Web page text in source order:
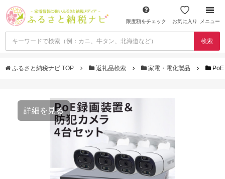
限度額をチェック お気に入り メニュー
検索
ふるさと納税ナビ TOP 返礼品検索 家電・電化製品
詳細を見る